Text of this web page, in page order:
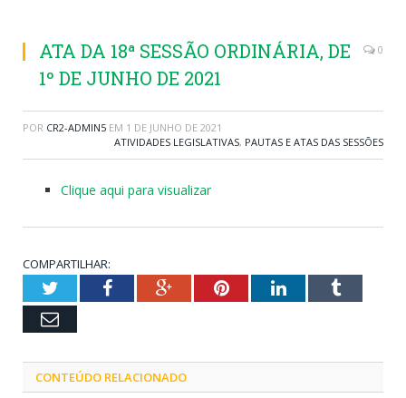
ATA DA 18ª SESSÃO ORDINÁRIA, DE
1º DE JUNHO DE 2021
0
POR CR2-ADMIN5 EM 1 DE JUNHO DE 2021
ATIVIDADES LEGISLATIVAS, PAUTAS E ATAS DAS SESSÕES
Clique aqui para visualizar
COMPARTILHAR:
TwitterFacebookGoogle+PinterestLinkedInTumblr
Email
CONTEÚDO RELACIONADO